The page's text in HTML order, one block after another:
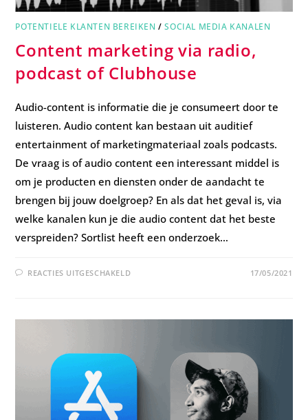
POTENTIELE KLANTEN BEREIKEN /SOCIAL MEDIA KANALEN
Content marketing via radio,
podcast of Clubhouse
Audio-content is informatie die je consumeert door te
luisteren. Audio content kan bestaan uit auditief
entertainment of marketingmateriaal zoals podcasts.
De vraag is of audio content een interessant middel is
om je producten en diensten onder de aandacht te
brengen bij jouw doelgroep? En als dat het geval is, via
welke kanalen kun je die audio content dat het beste
verspreiden? Sortlist heeft een onderzoek…
REACTIES UITGESCHAKELD 17/05/2021